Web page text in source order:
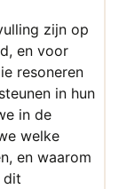
zijn op
en voor
resoneren
in hun
in de
welke
en waarom
dit